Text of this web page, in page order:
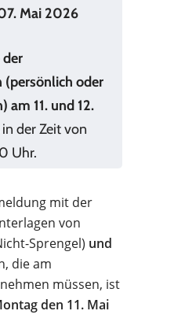
Mai 2026
der
oder
am 11. und 12.
der Zeit von
Uhr.
mit der
von
Sprengel) und
die am
müssen, ist
den 11. Mai